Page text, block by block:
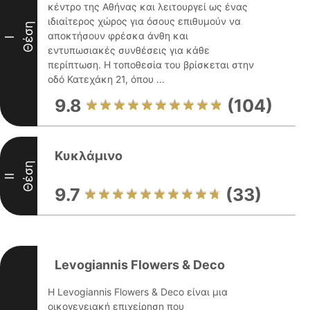
I Θέση
κέντρο της Αθήνας και λειτουργεί ως ένας
ιδιαίτερος χώρος για όσους επιθυμούν να
αποκτήσουν φρέσκα άνθη και
εντυπωσιακές συνθέσεις για κάθε
περίπτωση. Η τοποθεσία του βρίσκεται στην
οδό Κατεχάκη 21, όπου ...
9.8 (104)
II Θέση
Κυκλάμινο
9.7 (33)
Levogiannis Flowers & Deco
Η Levogiannis Flowers & Deco είναι μια
οικογενειακή επιχείρηση που